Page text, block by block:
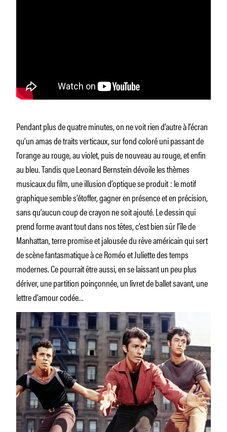
Pendant plus de quatre minutes, on ne voit rien d’autre à l’écran
qu’un amas de traits verticaux, sur fond coloré uni passant de
l’orange au rouge, au violet, puis de nouveau au rouge, et enfin
au bleu. Tandis que Leonard Bernstein dévoile les thèmes
musicaux du film, une illusion d’optique se produit : le motif
graphique semble s’étoffer, gagner en présence et en précision,
sans qu’aucun coup de crayon ne soit ajouté. Le dessin qui
prend forme avant tout dans nos têtes, c’est bien sûr l’île de
Manhattan, terre promise et jalousée du rêve américain qui sert
de scène fantasmatique à ce Roméo et Juliette des temps
modernes. Ce pourrait être aussi, en se laissant un peu plus
dériver, une partition poinçonnée, un livret de ballet savant, une
lettre d’amour codée…